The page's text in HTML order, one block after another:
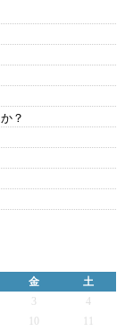
？
金
土
3
4